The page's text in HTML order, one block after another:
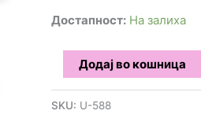
Достапност: На залиха
InToYouДодај во кошница
SKU: U-588